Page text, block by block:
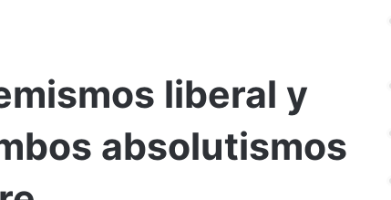
liberal y
absolutismos